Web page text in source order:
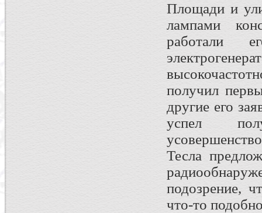
Площади и
лампами
работали
получил
другие его
успел
Тесла
подозрение,
что-то